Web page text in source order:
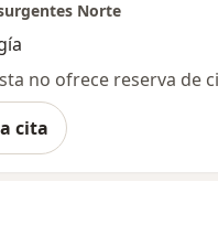
Norte
cita